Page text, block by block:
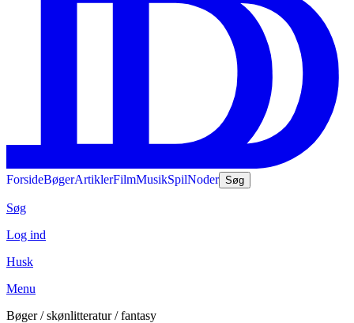
ForsideBøgerArtiklerFilmMusikSpilNoder Søg
Søg
Log ind
Husk
Menu
Bøger / skønlitteratur / fantasy